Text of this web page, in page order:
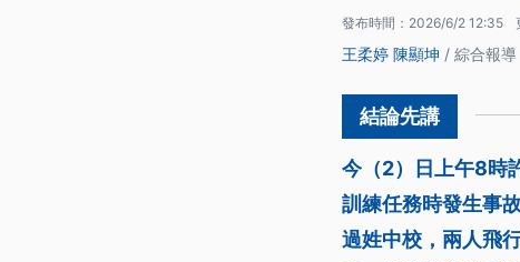
發布時間： 2026/6/2 12:35
王柔婷 陳顯坤 / 綜合報導
今（2）日上午8時
訓練任務時發生事
過姓中校，兩人飛